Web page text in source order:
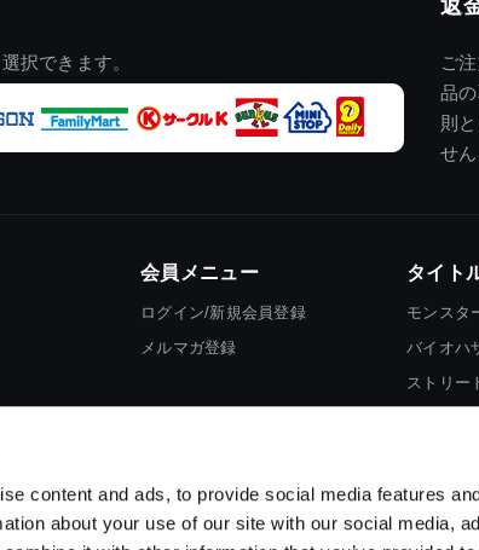
content and ads, to provide social media features
about your use of our site with our social media,
択できます。
返
ご
品
則
せん
会員メニュー
ログイン/新規会員登録
メルマガ登録
タイト
モンスタ
バイオハ
ストリー